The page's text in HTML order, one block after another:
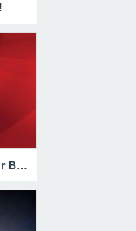
Hakkari’de Trafik Kazasında Ağır Bilanço!